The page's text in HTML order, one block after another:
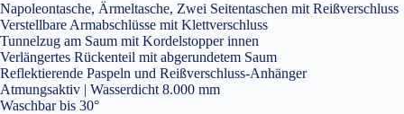
Napoleontasche, Ärmeltasche, Zwei Seitentaschen mit Reißverschluss
Verstellbare Armabschlüsse mit Klettverschluss
Tunnelzug am Saum mit Kordelstopper innen
Verlängertes Rückenteil mit abgerundetem Saum
Reflektierende Paspeln und Reißverschluss-Anhänger
Atmungsaktiv | Wasserdicht 8.000 mm
Waschbar bis 30°